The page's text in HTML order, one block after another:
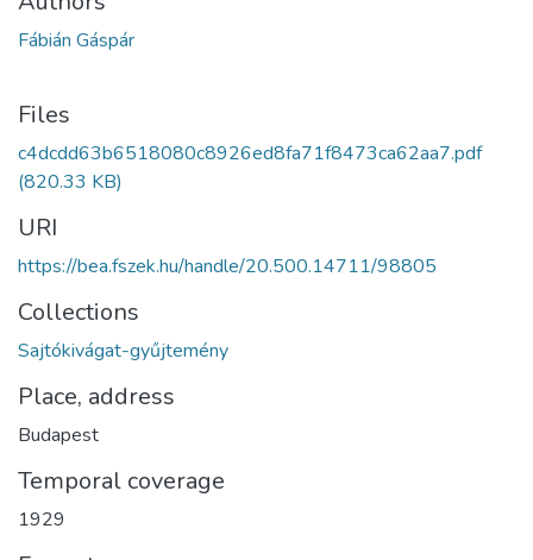
Fábián Gáspár
Files
c4dcdd63b6518080c8926ed8fa71f8473ca62aa7.pdf
(820.33 KB)
URI
https://bea.fszek.hu/handle/20.500.14711/98805
Collections
Sajtókivágat-gyűjtemény
Place, address
Budapest
Temporal coverage
1929